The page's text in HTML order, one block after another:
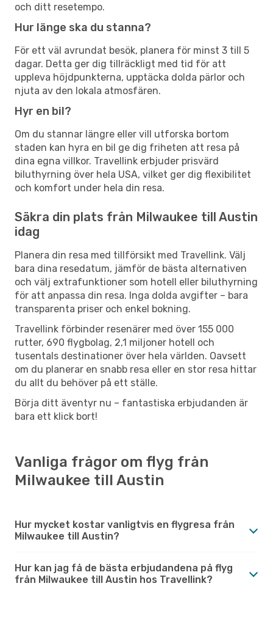
och ditt resetempo.
Hur länge ska du stanna?
För ett väl avrundat besök, planera för minst 3 till 5
dagar. Detta ger dig tillräckligt med tid för att
uppleva höjdpunkterna, upptäcka dolda pärlor och
njuta av den lokala atmosfären.
Hyr en bil?
Om du stannar längre eller vill utforska bortom
staden kan hyra en bil ge dig friheten att resa på
dina egna villkor. Travellink erbjuder prisvärd
biluthyrning över hela USA, vilket ger dig flexibilitet
och komfort under hela din resa.
Säkra din plats från Milwaukee till Austin
idag
Planera din resa med tillförsikt med Travellink. Välj
bara dina resedatum, jämför de bästa alternativen
och välj extrafunktioner som hotell eller biluthyrning
för att anpassa din resa. Inga dolda avgifter – bara
transparenta priser och enkel bokning.
Travellink förbinder resenärer med över 155 000
rutter, 690 flygbolag, 2,1 miljoner hotell och
tusentals destinationer över hela världen. Oavsett
om du planerar en snabb resa eller en stor resa hittar
du allt du behöver på ett ställe.
Börja ditt äventyr nu – fantastiska erbjudanden är
bara ett klick bort!
Vanliga frågor om flyg från
Milwaukee till Austin
Hur mycket kostar vanligtvis en flygresa från
Milwaukee till Austin?
Hur kan jag få de bästa erbjudandena på flyg
från Milwaukee till Austin hos Travellink?